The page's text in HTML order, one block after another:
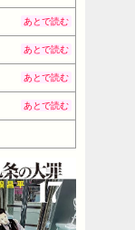
あとで読む
あとで読む
あとで読む
あとで読む